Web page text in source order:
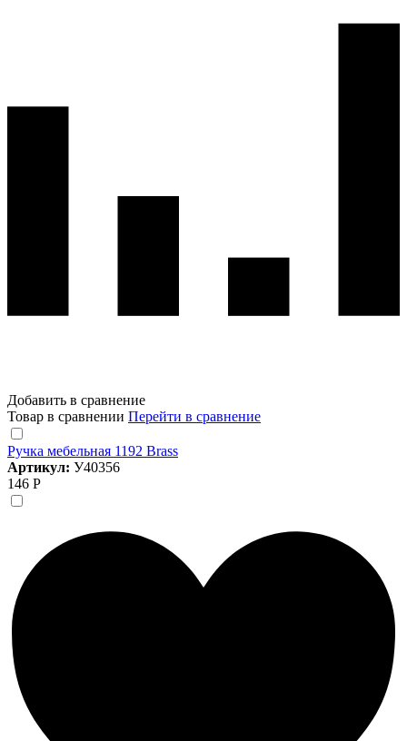
Добавить в сравнение
Товар в сравнении Перейти в сравнение
Ручка мебельная 1192 Brass
Артикул: У40356
146 Р